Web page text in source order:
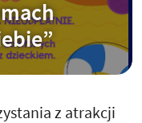
z atrakcji